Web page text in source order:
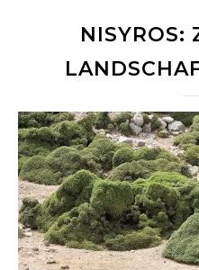
NISYROS: